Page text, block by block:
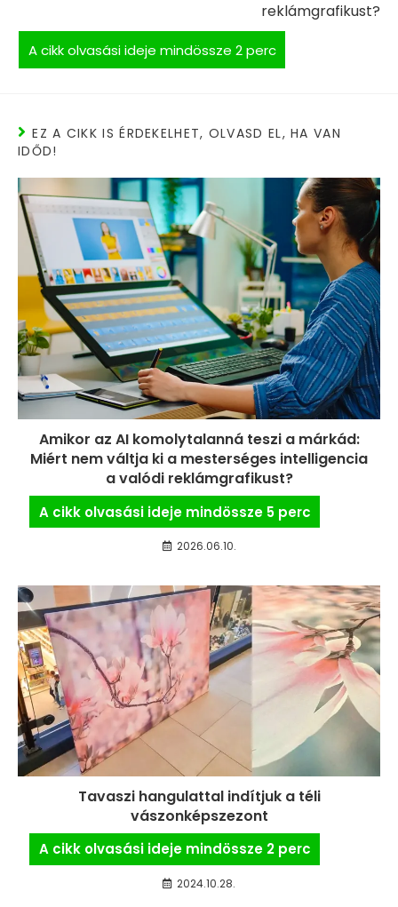
reklámgrafikust?
EZ A CIKK IS ÉRDEKELHET, OLVASD EL, HA VAN
IDŐD!
Amikor az AI komolytalanná teszi a márkád:
Miért nem váltja ki a mesterséges intelligencia
a valódi reklámgrafikust?
2026.06.10.
Tavaszi hangulattal indítjuk a téli
vászonképszezont
2024.10.28.